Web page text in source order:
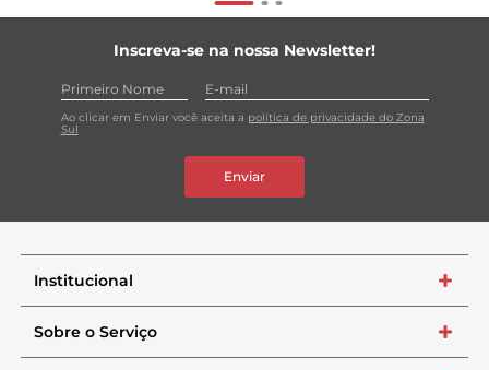
Inscreva-se na nossa Newsletter!
Ao clicar em Enviar você aceita a política de privacidade do Zona
Sul
Enviar
Institucional +
Sobre o Serviço +